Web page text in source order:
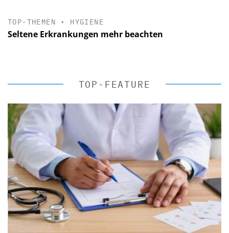
TOP-THEMEN • HYGIENE
Seltene Erkrankungen mehr beachten
TOP-FEATURE